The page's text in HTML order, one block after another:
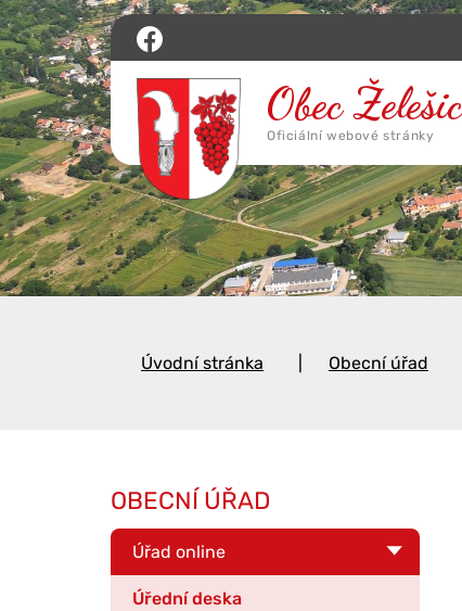
Úvodní stránka Obecní úřad
OBECNÍ ÚŘAD
Úřad online
Úřední deska